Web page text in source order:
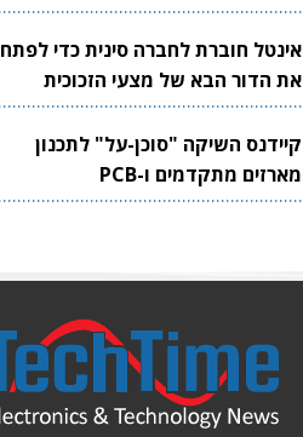
אינטל חוברת לחברה סינית כדי לפתח
את הדור הבא של מצעי הזכוכית
לשבבים
קיידנס השיקה "סוכן-על" לתכנון
מארזים מתקדמים ו-PCB